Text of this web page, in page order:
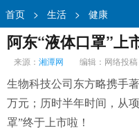
首页 > 生活 > 健康
阿东“液体口罩”上
来源： 湘潭网 编辑：网络投稿
生物科技公司东方略携手
万元；历时半年时间，从
罩”终于上市啦！